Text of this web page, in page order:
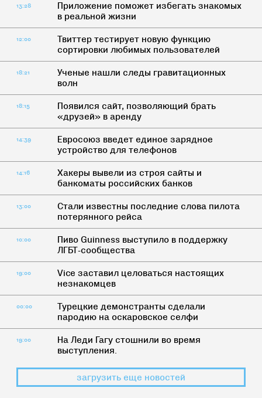
13:28
Приложение поможет избегать знакомых
в реальной жизни
12:00
Твиттер тестирует новую функцию
сортировки любимых пользователей
18:21
Ученые нашли следы гравитационных
волн
18:15
Появился сайт, позволяющий брать
«друзей» в аренду
14:39
Евросоюз введет единое зарядное
устройство для телефонов
14:16
Хакеры вывели из строя сайты и
банкоматы российских банков
13:00
Стали известны последние слова пилота
потерянного рейса
10:00
Пиво Guinness выступило в поддержку
ЛГБТ-сообщества
19:00
Vice заставил целоваться настоящих
незнакомцев
00:00
Турецкие демонстранты сделали
пародию на оскаровское селфи
19:00
На Леди Гагу стошнили во время
выступления.
загрузить еще новостей